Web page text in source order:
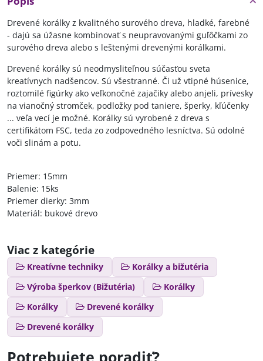
Drevené korálky z kvalitného surového dreva, hladké, farebné
- dajú sa úžasne kombinovať s neupravovanými guľôčkami zo
surového dreva alebo s leštenými drevenými korálkami.
Drevené korálky sú neodmysliteľnou súčasťou sveta
kreatívnych nadšencov. Sú všestranné. Či už vtipné húsenice,
roztomilé figúrky ako veľkonočné zajačiky alebo anjeli, prívesky
na vianočný stromček, podložky pod taniere, šperky, kľúčenky
... veľa vecí je možné. Korálky sú vyrobené z dreva s
certifikátom FSC, teda zo zodpovedného lesníctva. Sú odolné
voči slinám a potu.
Priemer: 15mm
Balenie: 15ks
Priemer dierky: 3mm
Materiál: bukové drevo
Viac z kategórie
Kreatívne techniky
Korálky a bižutéria
Výroba šperkov (Bižutéria)
Korálky
Korálky
Drevené korálky
Drevené korálky